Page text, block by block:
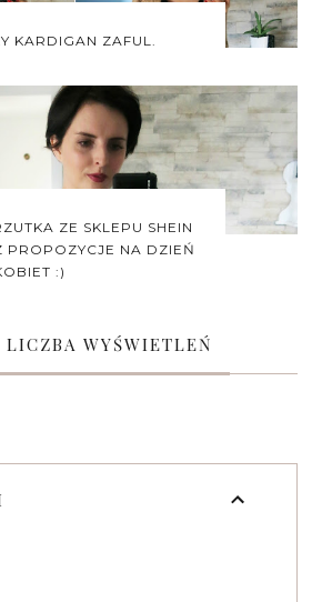
KARDIGAN ZAFUL.
ZE SKLEPU SHEIN
PROPOZYCJE NA DZIEŃ
:)
LICZBA WYŚWIETLEŃ